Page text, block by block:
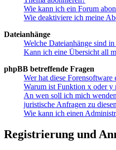
Wie kann ich ein Forum
Wie deaktiviere ich meine
Dateianhänge
Welche Dateianhänge sind
Kann ich eine Übersicht all
phpBB betreffende Fragen
Wer hat diese Forensoftware
Warum ist Funktion x oder y
An wen soll ich mich
juristische Anfragen zu
Wie kann ich einen
Registrierung und